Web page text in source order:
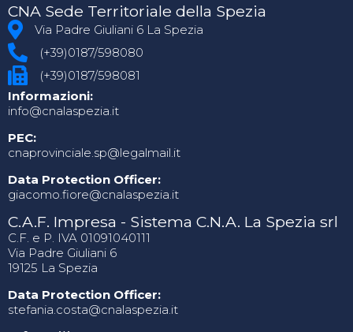
CNA Sede Territoriale della Spezia
Via Padre Giuliani 6 La Spezia
(+39)0187/598080
(+39)0187/598081
Informazioni:
info@cnalaspezia.it
PEC:
cnaprovinciale.sp@legalmail.it
Data Protection Officer:
giacomo.fiore@cnalaspezia.it
C.A.F. Impresa - Sistema C.N.A. La Spezia srl
C.F. e P. IVA 01091040111
Via Padre Giuliani 6
19125 La Spezia
Data Protection Officer:
stefania.costa@cnalaspezia.it